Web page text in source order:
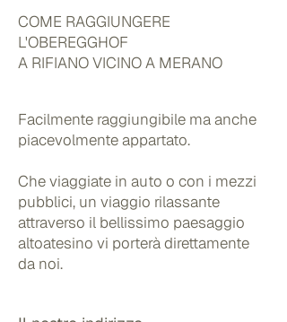
COME RAGGIUNGERE
L'OBEREGGHOF
A RIFIANO VICINO A MERANO
Facilmente raggiungibile ma anche
piacevolmente appartato.
Che viaggiate in auto o con i mezzi
pubblici, un viaggio rilassante
attraverso il bellissimo paesaggio
altoatesino vi porterà direttamente
da noi.